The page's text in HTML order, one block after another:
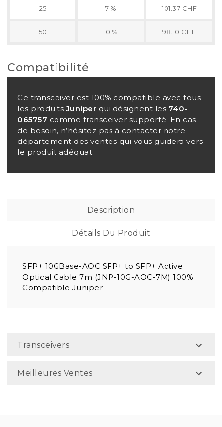
25 7 % 101.37 CHF
50 10 % 98.10 CHF
Compatibilité
Ce transceiver est 100% compatible avec tous
les produitsJuniper qui désignent les 740-
065757 comme transceiver supporté. En cas
de besoin, n’hésitez pas à contacter notre
département des ventes qui vous guidera vers
le produit adéquat.
Description
Détails Du Produit
SFP+ 10GBase-AOC SFP+ to SFP+ Active
Optical Cable 7m (JNP-10G-AOC-7M) 100%
Compatible Juniper
Transceivers 
Meilleures Ventes 